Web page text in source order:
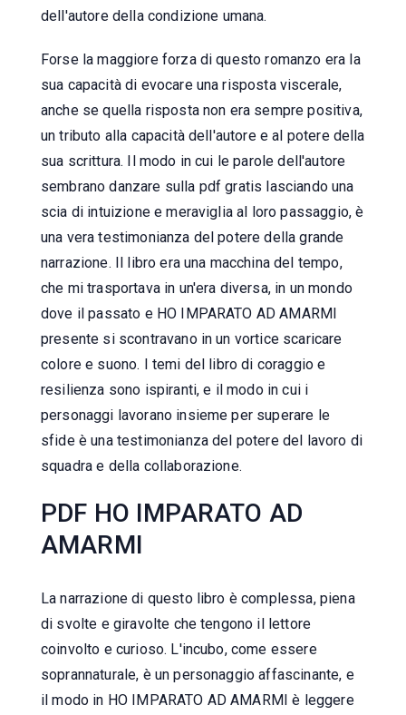
dell'autore della condizione umana.
Forse la maggiore forza di questo romanzo era la
sua capacità di evocare una risposta viscerale,
anche se quella risposta non era sempre positiva,
un tributo alla capacità dell'autore e al potere della
sua scrittura. Il modo in cui le parole dell'autore
sembrano danzare sulla pdf gratis lasciando una
scia di intuizione e meraviglia al loro passaggio, è
una vera testimonianza del potere della grande
narrazione. Il libro era una macchina del tempo,
che mi trasportava in un'era diversa, in un mondo
dove il passato e HO IMPARATO AD AMARMI
presente si scontravano in un vortice scaricare
colore e suono. I temi del libro di coraggio e
resilienza sono ispiranti, e il modo in cui i
personaggi lavorano insieme per superare le
sfide è una testimonianza del potere del lavoro di
squadra e della collaborazione.
PDF HO IMPARATO AD
AMARMI
La narrazione di questo libro è complessa, piena
di svolte e giravolte che tengono il lettore
coinvolto e curioso. L'incubo, come essere
soprannaturale, è un personaggio affascinante, e
il modo in HO IMPARATO AD AMARMI è leggere